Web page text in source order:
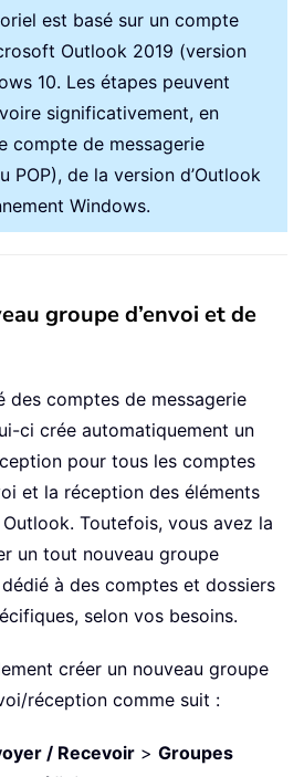
est basé sur un compte
Outlook 2019 (version
10. Les étapes peuvent
significativement, en
compte de messagerie
POP), de la version d’Outlook
Windows.
groupe d’envoi et de
des comptes de messagerie
ci crée automatiquement un
pour tous les comptes
et la réception des éléments
Toutefois, vous avez la
un tout nouveau groupe
à des comptes et dossiers
selon vos besoins.
créer un nouveau groupe
réception comme suit :
/ Recevoir > Groupes